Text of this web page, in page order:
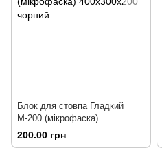
Блок для стовпа Гладкий
М-200 (мікрофаска)
400х300х200 чорний
200.00 грн